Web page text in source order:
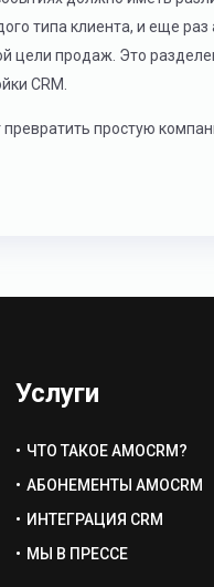
типа клиента, и еще
цели продаж. Это
CRM.
простую
Услуги
ЧТО ТАКОЕ AMOCRM?
АБОНЕМЕНТЫ AMOCRM
ИНТЕГРАЦИЯ CRM
МЫ В ПРЕССЕ